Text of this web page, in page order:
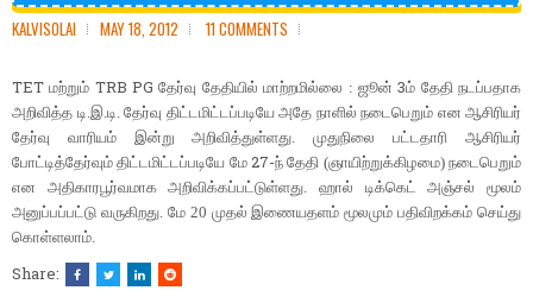
KALVISOLAI MAY 18, 2012 11 COMMENTS
TETமற்றும் TRB PGதேர்வு தேதியில் மாற்றமில்லை : ஜூன்3ம் தேதி நடப்பதாக
அறிவித்த டி.இ.டி.தேர்வு திட்டமிட்டப்படியே அதே நாளில் நடைபெறும் என ஆசிரியர்
தேர்வு வாரியம் இன்று அறிவித்துள்ளது. முதுநிலை பட்டதாரி ஆசிரியர்
போட்டித்தேர்வும்திட்டமிட்டப்படியே மே27-ந் தேதி (ஞாயிற்றுக்கிழமை) நடைபெறும்
என அதிகாரபூர்வமாக அறிவிக்கப்பட்டுள்ளது. ஹால் டிக்கெட் அஞ்சல் மூலம்
அனுப்பப்பட்டு வருகிறது. மே 20 முதல் இணையதளம் மூலமும் பதிவிறக்கம் செய்து
கொள்ளலாம்.
Share: